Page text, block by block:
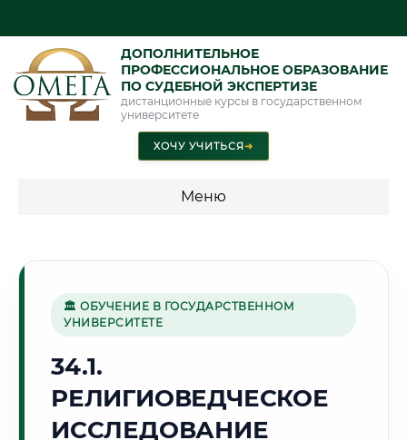
ДОПОЛНИТЕЛЬНОЕ
ПРОФЕССИОНАЛЬНОЕ ОБРАЗОВАНИЕ
ПО СУДЕБНОЙ ЭКСПЕРТИЗЕ
дистанционные курсы в государственном
университете
ХОЧУ УЧИТЬСЯ➜
Меню
специальности"
Стоимость по программам обучения "Судебная экспертиза"
Стоимость по программам обучения "Экспертиза"
🏛 ОБУЧЕНИЕ В ГОСУДАРСТВЕННОМ
УНИВЕРСИТЕТЕ
34.1.
РЕЛИГИОВЕДЧЕСКОЕ
ИССЛЕДОВАНИЕ